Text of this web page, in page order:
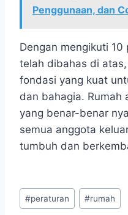
Penggunaan, dan
Dengan mengikuti
telah dibahas di
fondasi yang kuat
dan bahagia. Rumah
yang benar-benar
semua anggota
tumbuh dan
Post
Tags:
#peraturan #rumah